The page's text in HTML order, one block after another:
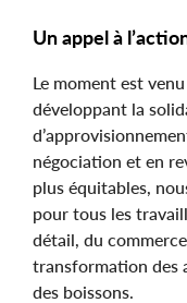
Un appel à
Le moment est
développant la
négociation et en
plus équitables,
pour tous les
détail, du
transformation des
des boissons.